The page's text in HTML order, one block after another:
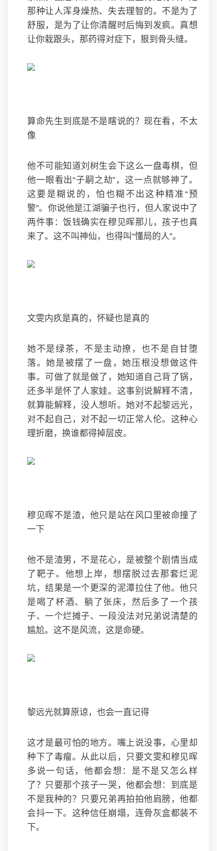
那种让人浑身燥热、失去理智的。不是为了
舒服，是为了让你清醒时后悔到发疯。真想
让你栽跟头，那药得对症下，狠到骨头缝。
算命先生到底是不是瞎说的？现在看，不太
像
他不可能知道刘树生会下这么一盘毒棋，但
他一眼看出“子嗣之劫”，这一点就够神了。
这要是糊说的，怕也糊不出这种精准“预
警”。你说他是江湖骗子也行，但人家说中了
两件事：饭钱确实在穆见晖那儿，孩子也真
来了。这不叫神仙，也得叫“懂局的人”。
文雯内疚是真的，怀疑也是真的
她不是绿茶，不是主动撩，也不是自甘堕
落。她是被摆了一盘，她压根没想做这件
事。可做了就是做了，她知道自己背了锅，
还多半是怀了人家娃。这事别说解释不清，
就算能解释，没人想听。她对不起黎远光，
对不起自己，对不起一切正常人伦。这种心
理折磨，换谁都得掉层皮。
穆见晖不是渣，他只是站在风口里被命撞了
一下
他不是渣男，不是花心，是被整个剧情当成
了靶子。他想上岸，想摆脱过去那套烂泥
坑，结果是一个更深的泥潭拉住了他。他只
是喝了杯酒、躺了张床，然后多了一个孩
子、一个烂摊子、一段没法对兄弟说清楚的
尴尬。这不是风流，这是命硬。
黎远光就算原谅，也会一直记得
这才是最可怕的地方。嘴上说没事，心里却
种下了毒瘤。从此以后，只要文雯和穆见晖
多说一句话，他都会想：是不是又怎么样
了？只要那个孩子一哭，他都会想：到底是
不是我种的？只要兄弟再拍拍他肩膀，他都
会抖一下。这种信任崩塌，连骨灰盒都装不
下。